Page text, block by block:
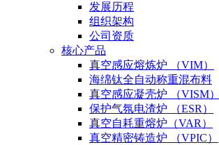
发展历程
组织架构
公司资质
核心产品
真空感应熔炼炉 （VIM）
海绵钛全自动称重混布料
真空感应凝壳炉 （VISM）
保护气氛电渣炉 （ESR）
真空自耗重熔炉（VAR）
真空精密铸造炉 （VPIC）